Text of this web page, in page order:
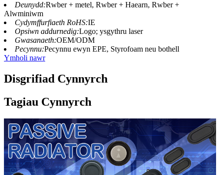
Deunydd:Rwber + metel, Rwber + Haearn, Rwber +
Alwminiwm
Cydymffurfiaeth RoHS:IE
Opsiwn addurnedig:Logo; ysgythru laser
Gwasanaeth:OEM/ODM
Pecynnu:Pecynnu ewyn EPE, Styrofoam neu bothell
Ymholi nawr
Disgrifiad Cynnyrch
Tagiau Cynnyrch